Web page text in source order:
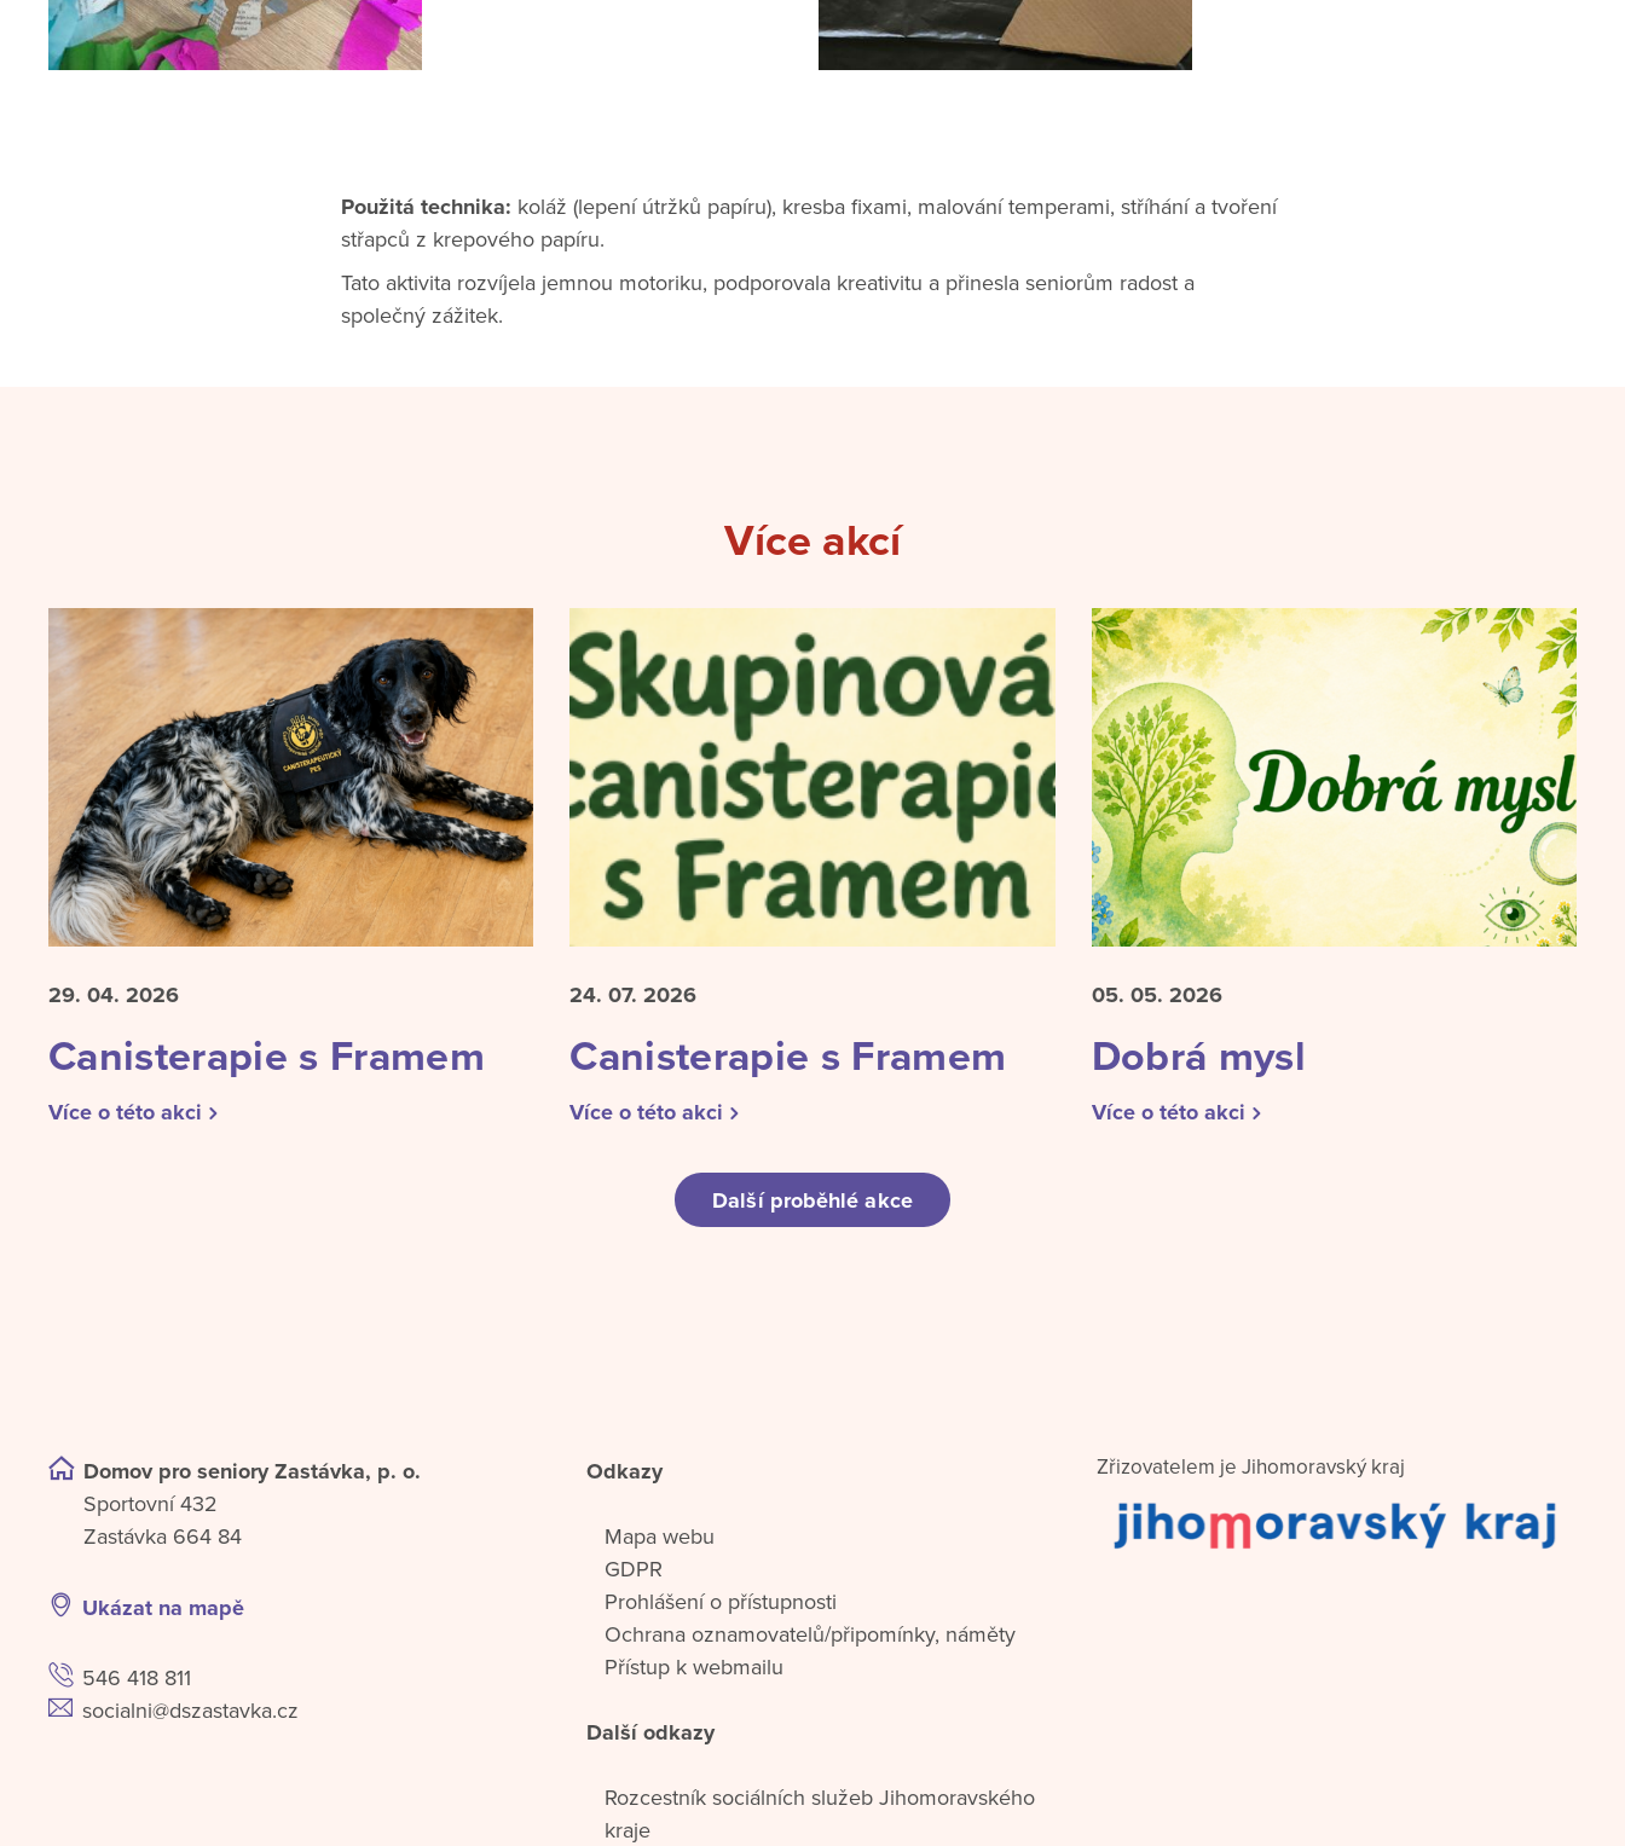
Použitá technika: koláž (lepení útržků papíru), kresba fixami, malování temperami, stříhání a tvoření
střapců z krepového papíru.
Tato aktivita rozvíjela jemnou motoriku, podporovala kreativitu a přinesla seniorům radost a
společný zážitek.
Více akcí
29. 04. 2026
Canisterapie s Framem
Více o této akci
24. 07.2026
Canisterapie s Framem
Více o této akci
05. 05. 2026
Dobrá mysl
Více o této akci
Další proběhlé akce
Domov pro seniory Zastávka, p. o.
Sportovní 432
Zastávka 664 84
Ukázat na mapě
546 418 811
socialni@dszastavka.cz
Odkazy
Mapa webu
GDPR
Prohlášení o přístupnosti
Ochrana oznamovatelů/připomínky, náměty
Přístup k webmailu
Další odkazy
Rozcestník sociálních služeb Jihomoravského
kraje
Zřizovatelem je Jihomoravský kraj